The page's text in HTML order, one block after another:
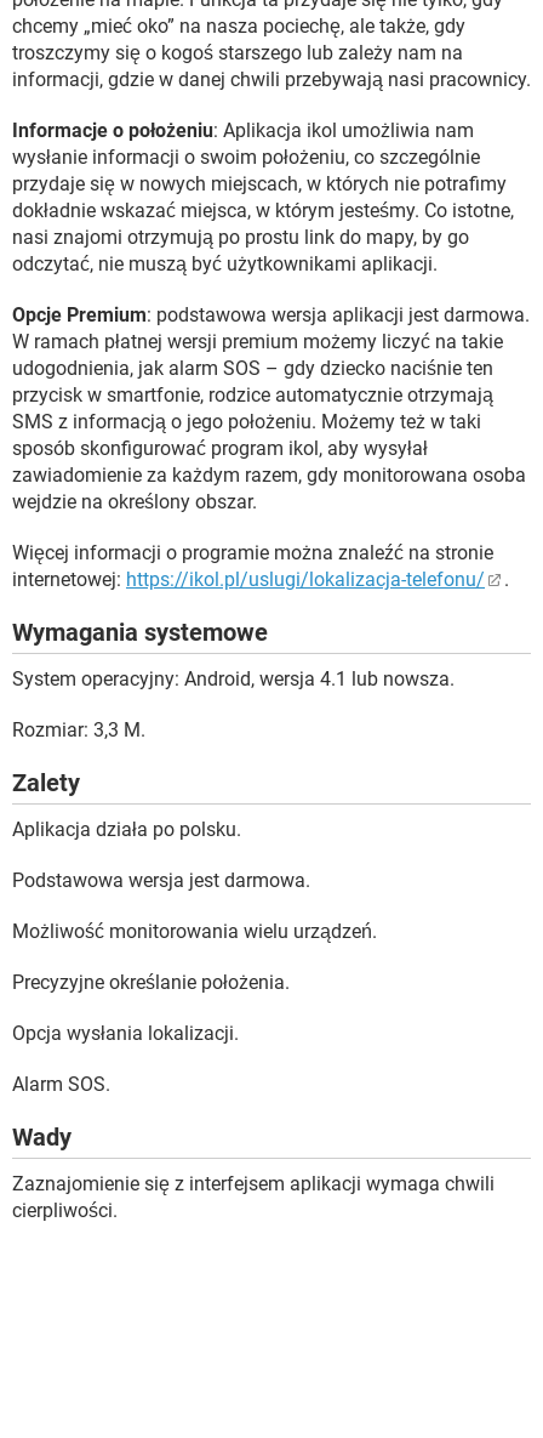
chcemy „mieć oko” na nasza pociechę, ale także, gdy
troszczymy się o kogoś starszego lub zależy nam na
informacji, gdzie w danej chwili przebywają nasi pracownicy.
Informacje o położeniu: Aplikacja ikol umożliwia nam
wysłanie informacji o swoim położeniu, co szczególnie
przydaje się w nowych miejscach, w których nie potrafimy
dokładnie wskazać miejsca, w którym jesteśmy. Co istotne,
nasi znajomi otrzymują po prostu link do mapy, by go
odczytać, nie muszą być użytkownikami aplikacji.
Opcje Premium: podstawowa wersja aplikacji jest darmowa.
W ramach płatnej wersji premium możemy liczyć na takie
udogodnienia, jak alarm SOS – gdy dziecko naciśnie ten
przycisk w smartfonie, rodzice automatycznie otrzymają
SMS z informacją o jego położeniu. Możemy też w taki
sposób skonfigurować program ikol, aby wysyłał
zawiadomienie za każdym razem, gdy monitorowana osoba
wejdzie na określony obszar.
Więcej informacji o programie można znaleźć na stronie
internetowej: https://ikol.pl/uslugi/lokalizacja-telefonu/ .
Wymagania systemowe
System operacyjny: Android, wersja 4.1 lub nowsza.
Rozmiar: 3,3 M.
Zalety
Aplikacja działa po polsku.
Podstawowa wersja jest darmowa.
Możliwość monitorowania wielu urządzeń.
Precyzyjne określanie położenia.
Opcja wysłania lokalizacji.
Alarm SOS.
Wady
Zaznajomienie się z interfejsem aplikacji wymaga chwili
cierpliwości.